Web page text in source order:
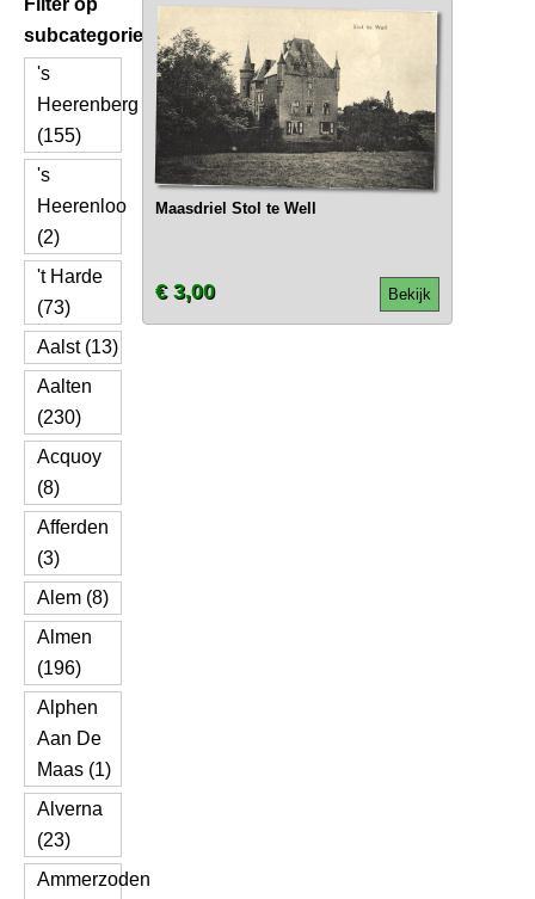
Filter op
subcategorie
's
Heerenberg
(155)
's
Heerenloo
(2)
't Harde
(73)
Aalst (13)
Aalten
(230)
Acquoy
(8)
Afferden
(3)
Alem (8)
Almen
(196)
Alphen
Aan De
Maas (1)
Alverna
(23)
Ammerzoden
Maasdriel Stol te Well
Bekijk
€ 3,00